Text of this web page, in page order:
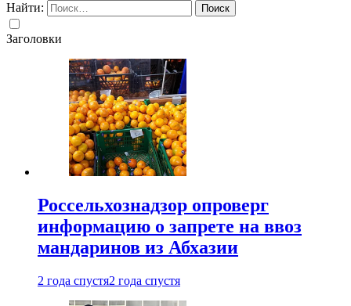
Найти:
Заголовки
Россельхознадзор опроверг
информацию о запрете на ввоз
мандаринов из Абхазии
2 года спустя2 года спустя